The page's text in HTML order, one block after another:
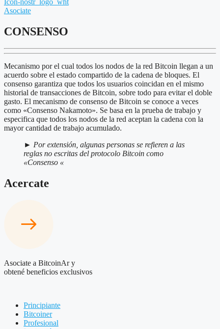
Icon-nostr_logo_wht
Asociate
CONSENSO
Mecanismo por el cual todos los nodos de la red Bitcoin llegan a un
acuerdo sobre el estado compartido de la cadena de bloques. El
consenso garantiza que todos los usuarios coincidan en el mismo
historial de transacciones de Bitcoin, sobre todo para evitar el doble
gasto. El mecanismo de consenso de Bitcoin se conoce a veces
como «Consenso Nakamoto». Se basa en la prueba de trabajo y
especifica que todos los nodos de la red aceptan la cadena con la
mayor cantidad de trabajo acumulado.
► Por extensión, algunas personas se refieren a las
reglas no escritas del protocolo Bitcoin como
«Consenso «
Acercate
Asociate a BitcoinAr y
obtené beneficios exclusivos
Principiante
Bitcoiner
Profesional